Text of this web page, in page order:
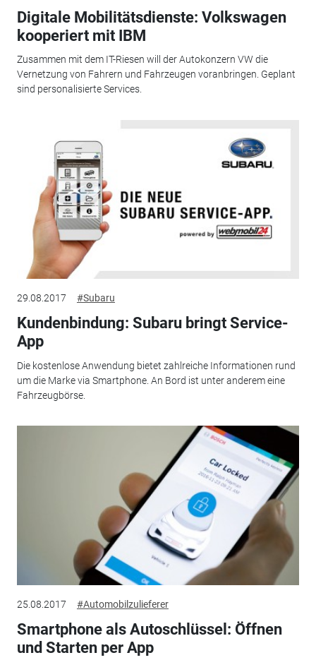
Digitale Mobilitätsdienste: Volkswagen
kooperiert mit IBM
Zusammen mit dem IT-Riesen will der Autokonzern VW die
Vernetzung von Fahrern und Fahrzeugen voranbringen. Geplant
sind personalisierte Services.
29.08.2017 #Subaru
Kundenbindung: Subaru bringt Service-
App
Die kostenlose Anwendung bietet zahlreiche Informationen rund
um die Marke via Smartphone. An Bord ist unter anderem eine
Fahrzeugbörse.
25.08.2017 #Automobilzulieferer
Smartphone als Autoschlüssel: Öffnen
und Starten per App